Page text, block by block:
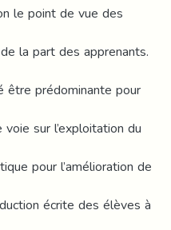
le point de vue des
la part des apprenants.
être prédominante pour
sur l’exploitation du
pour l’amélioration de
écrite des élèves à